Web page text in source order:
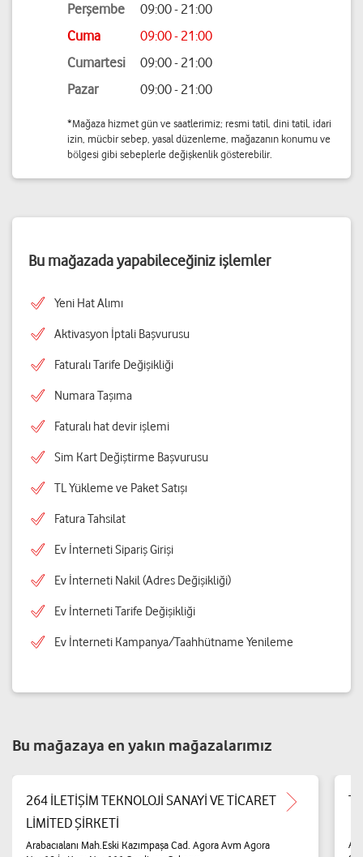
Perşembe
09:00 - 21:00
Cuma
09:00 - 21:00
Cumartesi
09:00 - 21:00
Pazar
09:00 - 21:00
*Mağaza hizmet gün ve saatlerimiz; resmi tatil, dini tatil, idari
izin, mücbir sebep, yasal düzenleme, mağazanın konumu ve
bölgesi gibi sebeplerle değişkenlik gösterebilir.
Bu mağazada yapabileceğiniz işlemler
Yeni Hat Alımı
Aktivasyon İptali Başvurusu
Faturalı Tarife Değişikliği
Numara Taşıma
Faturalı hat devir işlemi
Sim Kart Değiştirme Başvurusu
TL Yükleme ve Paket Satışı
Fatura Tahsilat
Ev İnterneti Sipariş Girişi
Ev İnterneti Nakil (Adres Değişikliği)
Ev İnterneti Tarife Değişikliği
Ev İnterneti Kampanya/Taahhütname Yenileme
Bu mağazaya en yakın mağazalarımız
264 İLETİŞİM TEKNOLOJİ SANAYİ VE TİCARET
LİMİTED ŞİRKETİ
Arabacıalanı Mah.Eski Kazımpaşa Cad. Agora Avm Agora